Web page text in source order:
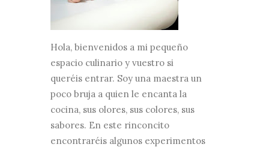
Hola, bienvenidos a mi pequeño
espacio culinario y vuestro si
queréis entrar. Soy una maestra un
poco bruja a quien le encanta la
cocina, sus olores, sus colores, sus
sabores. En este rinconcito
encontraréis algunos experimentos